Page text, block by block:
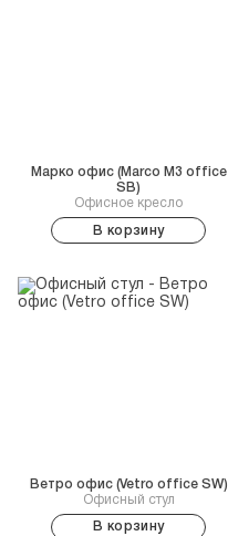
Офисное кресло
Марко офис (Marco M3 office
SB)
В корзину
Офисный стул
Ветро офис (Vetro office SW)
В корзину